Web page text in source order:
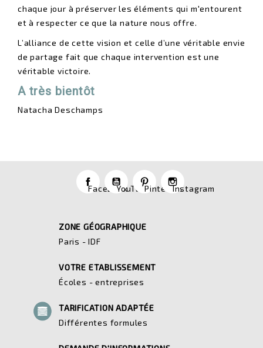
chaque jour à préserver les éléments qui m'entourent
et à respecter ce que la nature nous offre.
L’alliance de cette vision et celle d’une véritable envie
de partage fait que chaque intervention est une
véritable victoire.
A très bientôt
Natacha Deschamps
FacebookYouTubePinterestInstagram
ZONE GÉOGRAPHIQUE
Paris - IDF
VOTRE ETABLISSEMENT
Écoles - entreprises
TARIFICATION ADAPTÉE
Différentes formules